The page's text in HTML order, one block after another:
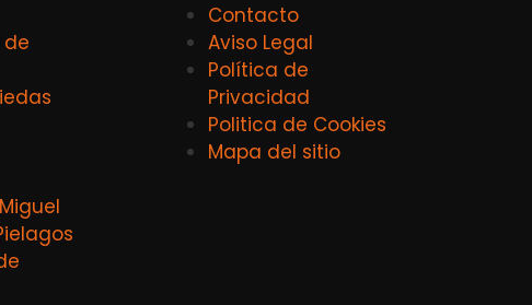
de
Contacto
Aviso Legal
Política de
Privacidad
Politica de Cookies
Mapa del sitio